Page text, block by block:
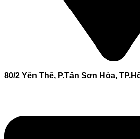
80/2 Yên Thế, P.Tân Sơn Hòa,